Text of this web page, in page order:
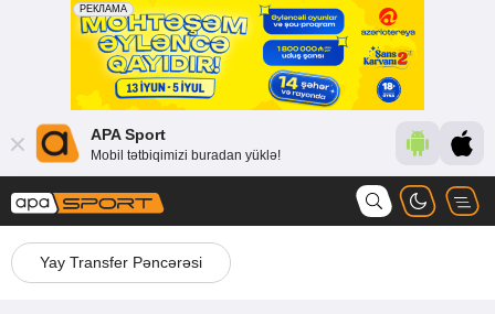
APA Sport
Mobil tətbiqimizi buradan yüklə!
Yay Transfer Pəncərəsi